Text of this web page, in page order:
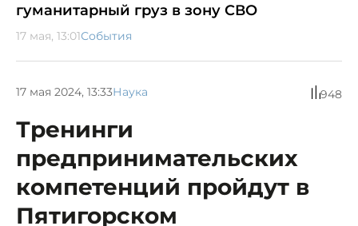
гуманитарный груз в зону СВО
17 мая, 13:01События
17 мая 2024, 13:33Наука 948
Тренинги
предпринимательских
компетенций пройдут в
Пятигорском